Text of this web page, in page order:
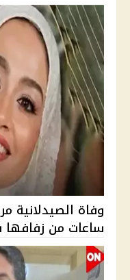
وفاة الصيدلانية
ساعات من